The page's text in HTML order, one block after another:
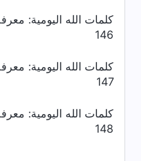
كلمات الله اليومية:
146
كلمات الله اليومية:
147
كلمات الله اليومية:
148